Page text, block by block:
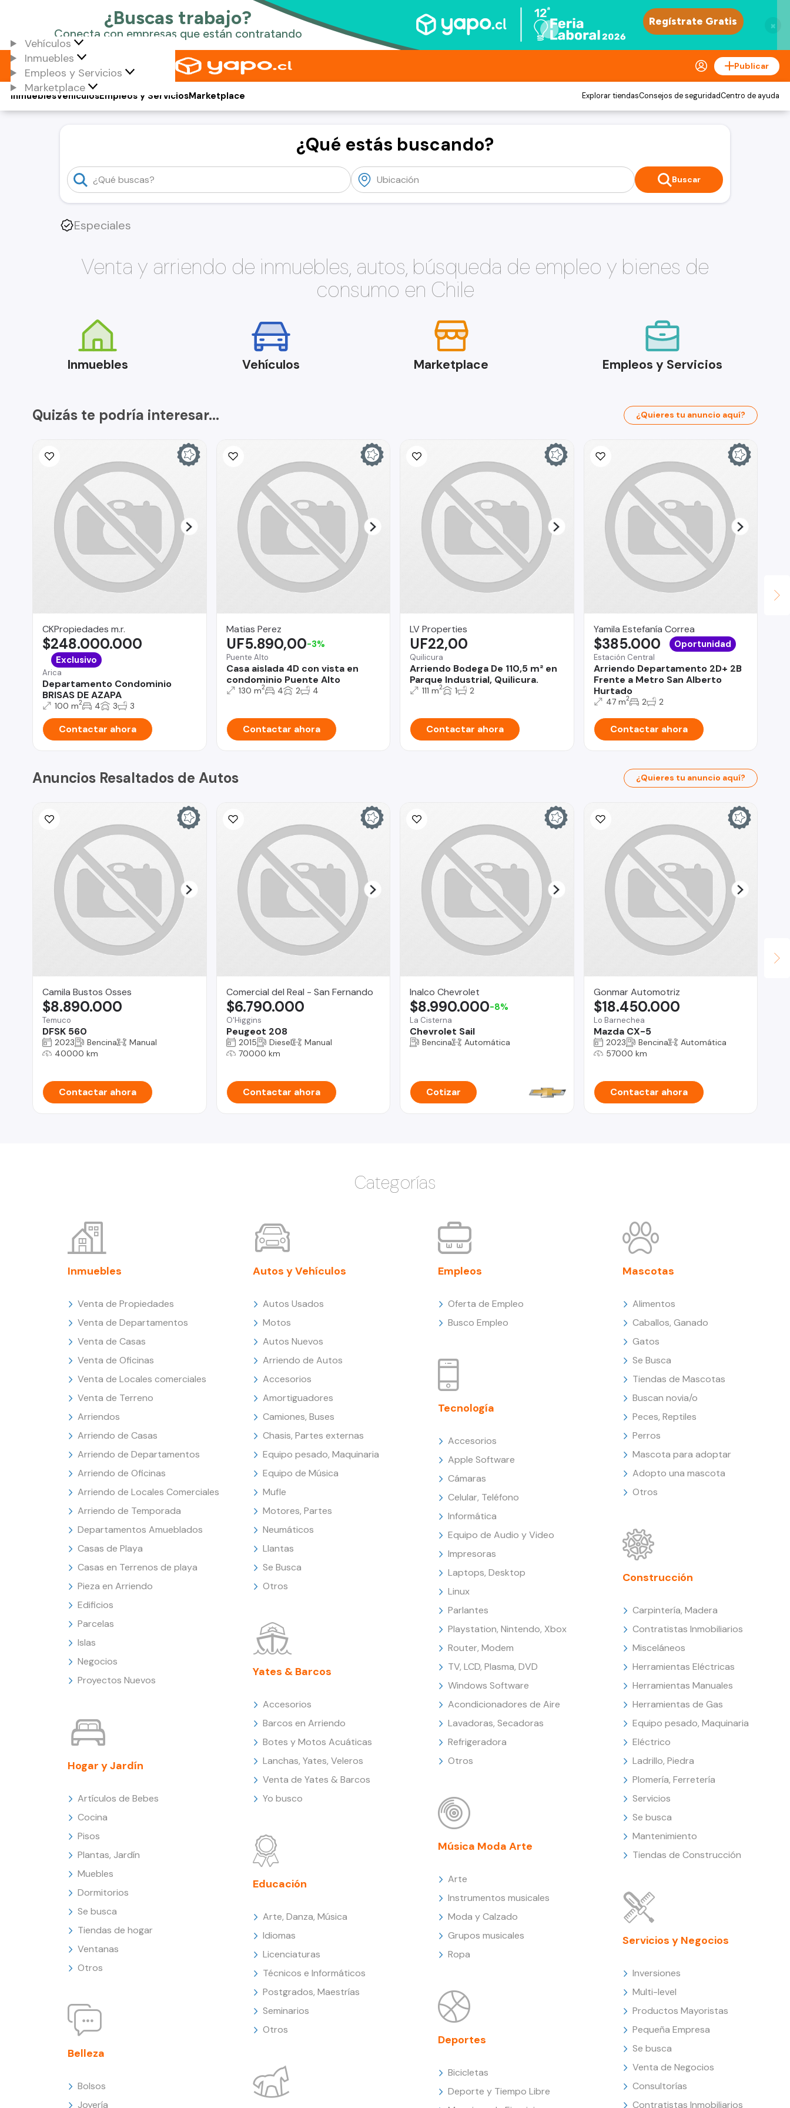
×
Vehículos
Inmuebles
Empleos y Servicios
Marketplace
Publicar
Vehículos
Inmuebles Empleos y ServiciosMarketplace Explorar tiendasConsejos de seguridadCentro de ayuda
¿Qué estás buscando?
Buscar
Especiales
Venta y arriendo de inmuebles, autos, búsqueda de empleo y bienes de
consumo en Chile
Inmuebles Vehículos Marketplace Empleos y Servicios
Quizás te podría interesar... ¿Quieres tu anuncio aquí?
CKPropiedades m.r.
Arica
Departamento Condominio
BRISAS DE AZAPA
$248.000.000
Exclusivo
100 m2 4 3 3
Contactar ahora
Matias Perez
Puente Alto
Casa aislada 4D con vista en
condominio Puente Alto
UF5.890,00-3%
130 m2 4 2 4
Contactar ahora
LV Properties
Quilicura
Arriendo Bodega De 110,5 m² en
Parque Industrial, Quilicura.
UF22,00
111 m2 1 2
Contactar ahora
Yamila Estefanía Correa
Estación Central
Arriendo Departamento 2D+ 2B
Frente a Metro San Alberto
Hurtado
$385.000 Oportunidad
47 m2 2 2
Contactar ahora
Anuncios Resaltados de Autos ¿Quieres tu anuncio aquí?
Camila Bustos Osses
Temuco
DFSK 560
$8.890.000
2023 Bencina
Manual
40000 km
Contactar ahora
Comercial del Real - San Fernando
O'Higgins
Peugeot 208
$6.790.000
2015 Diesel
Manual
70000 km
Contactar ahora
Inalco Chevrolet
La Cisterna
Chevrolet Sail
$8.990.000-8%
Bencina Automática
Cotizar
Gonmar Automotriz
Lo Barnechea
Mazda CX-5
$18.450.000
2023 Bencina
Automática
57000 km
Contactar ahora
Categorías
Inmuebles
Venta de Propiedades
Venta de Departamentos
Venta de Casas
Venta de Oficinas
Venta de Locales comerciales
Venta de Terreno
Arriendos
Arriendo de Casas
Arriendo de Departamentos
Arriendo de Oficinas
Arriendo de Locales Comerciales
Arriendo de Temporada
Departamentos Amueblados
Casas de Playa
Casas en Terrenos de playa
Pieza en Arriendo
Edificios
Parcelas
Islas
Negocios
Proyectos Nuevos
Hogar y Jardín
Artículos de Bebes
Cocina
Pisos
Plantas, Jardín
Muebles
Dormitorios
Se busca
Tiendas de hogar
Ventanas
Otros
Belleza
Bolsos
Joyería
Autos y Vehículos
Autos Usados
Motos
Autos Nuevos
Arriendo de Autos
Accesorios
Amortiguadores
Camiones, Buses
Chasis, Partes externas
Equipo pesado, Maquinaria
Equipo de Música
Mufle
Motores, Partes
Neumáticos
Llantas
Se Busca
Otros
Yates & Barcos
Accesorios
Barcos en Arriendo
Botes y Motos Acuáticas
Lanchas, Yates, Veleros
Venta de Yates & Barcos
Yo busco
Educación
Arte, Danza, Música
Idiomas
Licenciaturas
Técnicos e Informáticos
Postgrados, Maestrías
Seminarios
Otros
Empleos
Oferta de Empleo
Busco Empleo
Tecnología
Accesorios
Apple Software
Cámaras
Celular, Teléfono
Informática
Equipo de Audio y Video
Impresoras
Laptops, Desktop
Linux
Parlantes
Playstation, Nintendo, Xbox
Router, Modem
TV, LCD, Plasma, DVD
Windows Software
Acondicionadores de Aire
Lavadoras, Secadoras
Refrigeradora
Otros
Música Moda Arte
Arte
Instrumentos musicales
Moda y Calzado
Grupos musicales
Ropa
Deportes
Bicicletas
Deporte y Tiempo Libre
Mascotas
Alimentos
Caballos, Ganado
Gatos
Se Busca
Tiendas de Mascotas
Buscan novia/o
Peces, Reptiles
Perros
Mascota para adoptar
Adopto una mascota
Otros
Construcción
Carpintería, Madera
Contratistas Inmobiliarios
Misceláneos
Herramientas Eléctricas
Herramientas Manuales
Herramientas de Gas
Equipo pesado, Maquinaria
Eléctrico
Ladrillo, Piedra
Plomería, Ferretería
Servicios
Se busca
Mantenimiento
Tiendas de Construcción
Servicios y Negocios
Inversiones
Multi-level
Productos Mayoristas
Pequeña Empresa
Se busca
Venta de Negocios
Consultorías
Contratistas Inmobiliarios